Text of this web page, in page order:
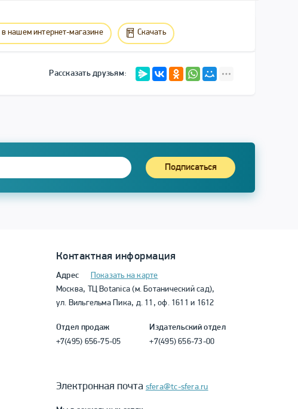
нашем интернет-магазине Скачать
Рассказать друзьям:
Подписаться
Контактная информация
Адрес
Показать на карте
Москва, ТЦ Botanica (м. Ботанический сад),
ул. Вильгельма Пика, д. 11, оф. 1611 и 1612
Отдел продаж
+7(495) 656-75-05
Издательский отдел
+7(495) 656-73-00
Электронная почта sfera@tc-sfera.ru